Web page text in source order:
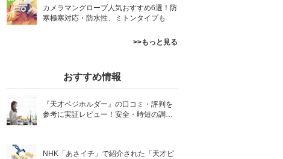
カメラマングローブ人気おすすめ6選！防
寒極寒対応・防水性、ミトンタイプも
>>もっと見る
おすすめ情報
『天才ベジホルダー』の口コミ・評判を
参考に実証レビュー！安全・時短の調理
NHK「あさイチ」で紹介された「天才ピ